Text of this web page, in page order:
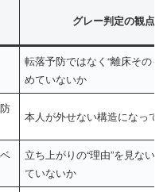
グレー判定の観点
転落予防ではなく“離床そのも
めていないか
本人が外せない構造になって
立ち上がりの“理由”を見ない
ていないか